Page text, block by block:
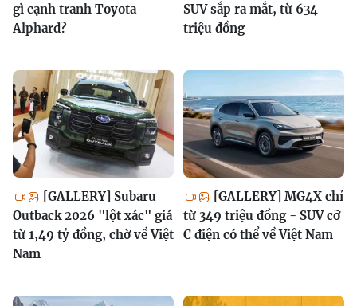
gì cạnh tranh Toyota
Alphard?
SUV sắp ra mắt, từ 634
triệu đồng
[GALLERY] Subaru
Outback 2026 "lột xác" giá
từ 1,49 tỷ đồng, chờ về Việt
Nam
[GALLERY] MG4X chỉ
từ 349 triệu đồng - SUV cỡ
C điện có thể về Việt Nam